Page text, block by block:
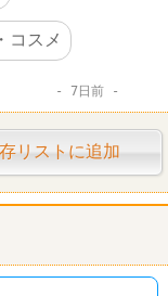
コスメ
7日前
リストに追加